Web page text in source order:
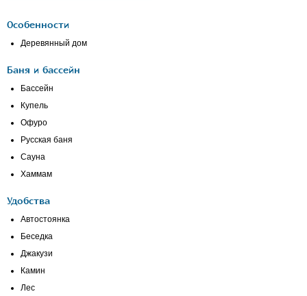
Особенности
Деревянный дом
Баня и бассейн
Бассейн
Купель
Офуро
Русская баня
Сауна
Хаммам
Удобства
Автостоянка
Беседка
Джакузи
Камин
Лес